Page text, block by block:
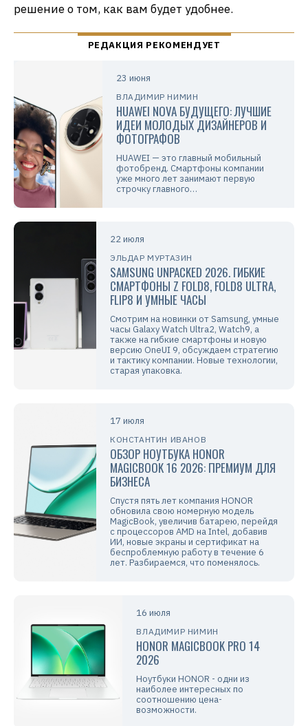
решение о том, как вам будет удобнее.
23 июня
ВЛАДИМИР НИМИН
HUAWEI NOVA БУДУЩЕГО: ЛУЧШИЕ
ИДЕИ МОЛОДЫХ ДИЗАЙНЕРОВ И
ФОТОГРАФОВ
HUAWEI — это главный мобильный
фотобренд. Смартфоны компании
уже много лет занимают первую
строчку главного…
22 июля
ЭЛЬДАР МУРТАЗИН
SAMSUNG UNPACKED 2026. ГИБКИЕ
СМАРТФОНЫ Z FOLD8, FOLD8 ULTRA,
FLIP8 И УМНЫЕ ЧАСЫ
Смотрим на новинки от Samsung, умные
часы Galaxy Watch Ultra2, Watch9, а
также на гибкие смартфоны и новую
версию OneUI 9, обсуждаем стратегию
и тактику компании. Новые технологии,
старая упаковка.
17 июля
КОНСТАНТИН ИВАНОВ
ОБЗОР НОУТБУКА HONOR
MAGICBOOK 16 2026: ПРЕМИУМ ДЛЯ
БИЗНЕСА
Спустя пять лет компания HONOR
обновила свою номерную модель
MagicBook, увеличив батарею, перейдя
с процессоров AMD на Intel, добавив
ИИ, новые экраны и сертификат на
беспроблемную работу в течение 6
лет. Разбираемся, что поменялось.
16 июля
ВЛАДИМИР НИМИН
HONOR MAGICBOOK PRO 14
2026
Ноутбуки HONOR - одни из
наиболее интересных по
соотношению цена-
возможности.